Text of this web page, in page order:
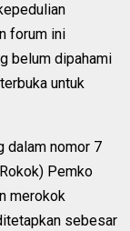
forum ini
belum dipahami
untuk
dalam nomor 7
Pemko
merokok
sebesar